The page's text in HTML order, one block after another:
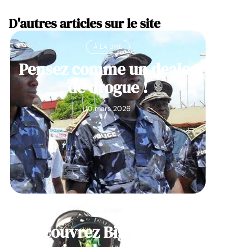
D'autres articles sur le site
À LA UNE
Pensez comme un dealer
de drogue !
10 mars 2026
Découvrez Big Monster,